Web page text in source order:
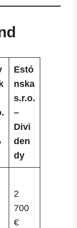
Estó
nska
s.r.o.
–
Divi
den
dy
2
700
€